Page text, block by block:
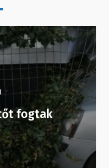
fogtak